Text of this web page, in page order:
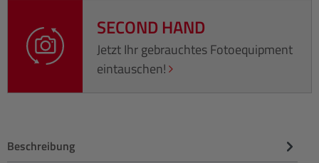
SECOND HAND
Jetzt Ihr gebrauchtes Fotoequipment
eintauschen!
Beschreibung